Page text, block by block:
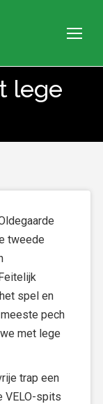
lege
tweede
spel en
pech
met lege
trap een
VELO-spits